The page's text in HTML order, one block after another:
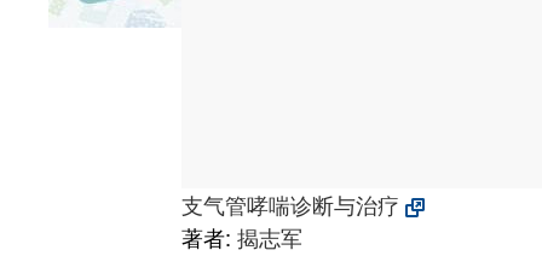
支气管哮喘诊断与治疗
著者: 揭志军